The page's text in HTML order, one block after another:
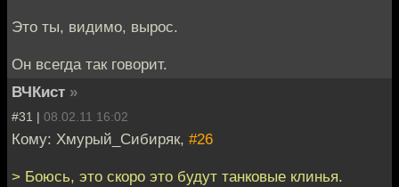
Это ты, видимо, вырос.
Он всегда так говорит.
ВЧКист »
#31 | 08.02.11 16:02
Кому: Хмурый_Сибиряк, #26
> Боюсь, это скоро это будут танковые клинья.